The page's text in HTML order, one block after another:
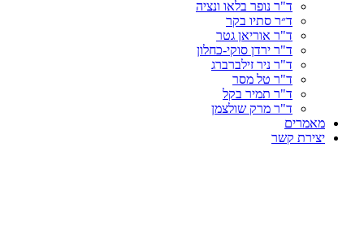
ד"ר נופר בלאו ונציה
ד״ר סתיו בקר
ד"ר אוריאן גטר
ד"ר ירדן סוקי-כחלון
ד"ר ניר זילברברג
ד"ר טל מסר
ד"ר תמיר בקל
ד"ר מרק שולצמן
מאמרים
יצירת קשר